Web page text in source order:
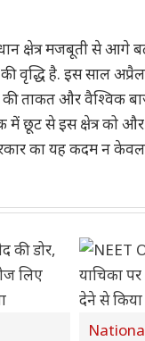
क्षेत्र मजबूती से आगे
वृद्धि है. इस साल
ताकत और वैश्विक
से इस क्षेत्र को और
का यह कदम न केवल